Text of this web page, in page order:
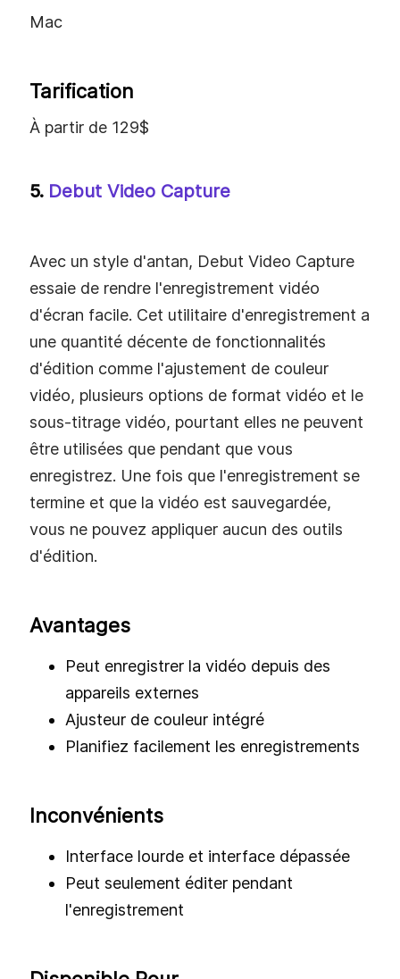
Mac
Tarification
À partir de 129$
5. Debut Video Capture
Avec un style d'antan, Debut Video Capture
essaie de rendre l'enregistrement vidéo
d'écran facile. Cet utilitaire d'enregistrement a
vidéo, plusieurs options de format vidéo et le
sous-titrage vidéo, pourtant elles ne peuvent
être utilisées que pendant que vous
enregistrez. Une fois que l'enregistrement se
termine et que la vidéo est sauvegardée,
Avantages
Peut enregistrer la vidéo depuis des